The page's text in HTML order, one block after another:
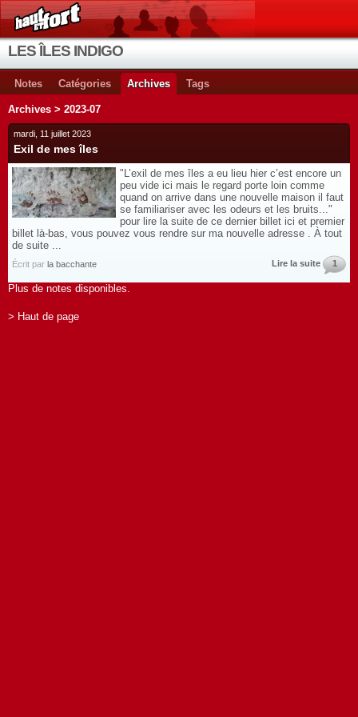
LES ÎLES INDIGO
Notes Catégories Archives Tags
Archives > 2023-07
mardi, 11 juillet 2023
Exil de mes îles
"L’exil de mes îles a eu lieu hier c’est encore un
peu vide ici mais le regard porte loin comme
quand on arrive dans une nouvelle maison il faut
se familiariser avec les odeurs et les bruits..."
pour lire la suite de ce dernier billet ici et premier
billet là-bas, vous pouvez vous rendre sur ma nouvelle adresse . À tout
de suite ...
Écrit par la bacchante Lire la suite 1
Plus de notes disponibles.
> Haut de page